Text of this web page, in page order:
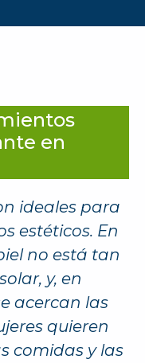
en
ideales para
estéticos. En
no está tan
y, en
acercan las
quieren
comidas y las